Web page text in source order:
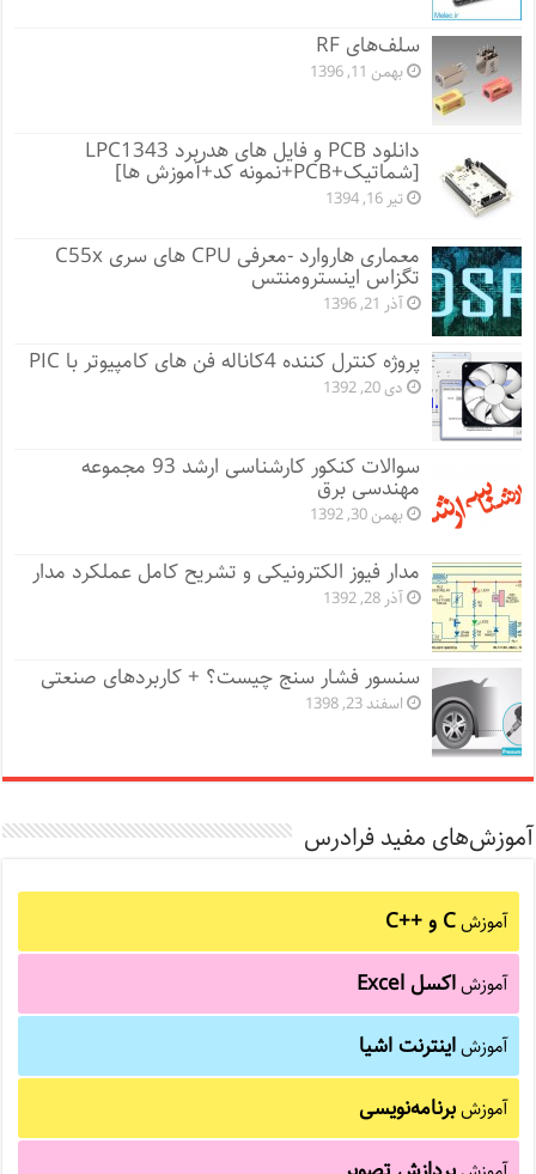
سلف‌های RF
بهمن 11, 1396
دانلود PCB و فایل های هدربرد LPC1343
[شماتیک+PCB+نمونه کد+آموزش ها]
تیر 16, 1394
معماری هاروارد -معرفی CPU های سری C55x
تگزاس اینسترومنتس
آذر 21, 1396
پروژه کنترل کننده 4کاناله فن های کامپیوتر با PIC
دی 20, 1392
سوالات کنکور کارشناسی ارشد 93 مجموعه
مهندسی برق
بهمن 30, 1392
مدار فیوز الکترونیکی و تشریح کامل عملکرد مدار
آذر 28, 1392
سنسور فشار سنج چیست؟ + کاربردهای صنعتی
اسفند 23, 1398
آموزش‌های مفید فرادرس
آموزشC و C++‎
آموزشاکسل Excel
آموزشاینترنت اشیا
آموزشبرنامه‌نویسی